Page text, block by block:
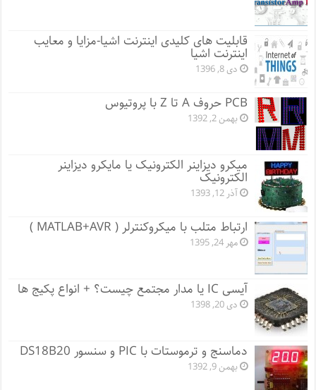
قابلیت های کلیدی اینترنت اشیا-مزایا و معایب
اینترنت اشیا
دی 8, 1396
PCB حروف A تا Z با پروتیوس
بهمن 2, 1392
میکرو دیزاینر الکترونیک یا مایکرو دیزاینر
الکترونیک
آذر 12, 1393
ارتباط متلب با میکروکنترلر ( MATLAB+AVR )
مهر 24, 1395
آیسی IC یا مدار مجتمع چیست؟ + انواع پکیج ها
دی 20, 1398
دماسنج و ترموستات با PIC و سنسور DS18B20
بهمن 9, 1392